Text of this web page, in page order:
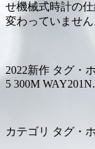
せ機械式時計の
変わっていません
2022新作 タグ・
5 300M
カテゴリ タグ・